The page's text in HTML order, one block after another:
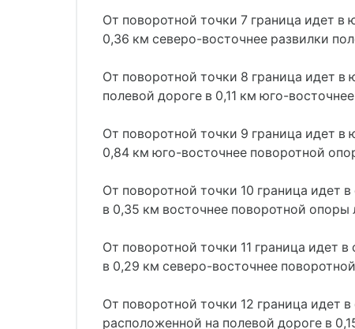
От поворотной точки 7 граница идет
0,36 км северо-восточнее развилки
От поворотной точки 8 граница идет
полевой дороге в 0,11 км юго-
От поворотной точки 9 граница идет
0,84 км юго-восточнее поворотной
От поворотной точки 10 граница идет
в 0,35 км восточнее поворотной опоры
От поворотной точки 11 граница идет
в 0,29 км северо-восточнее
От поворотной точки 12 граница идет
расположенной на полевой дороге в